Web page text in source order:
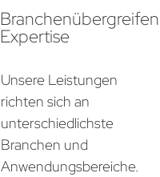
Expertise
Unsere Leistungen
richten sich an
unterschiedlichste
Branchen und
Anwendungsbereiche.